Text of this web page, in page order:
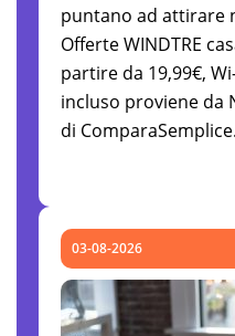
puntano ad attirare
Offerte WINDTRE
partire da 19,99€,
incluso proviene da
di
03-08-2026